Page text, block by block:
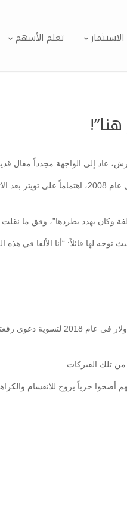
تعلم الأسهم
عاد إلى الواجهة مجدداً مقال
فقد وجدت تصريحات جينيفر جوستين ويلسون، التي تزوجت من
لها قائلاً: “أنا الألفا في هذه
أتى ذلك بعد اتهامات تحرش طفت إلى السطح
تلك الفبركات.
أضحوا حزباً يروج للانقسام